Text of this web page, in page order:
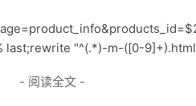
last;rewrite "^(.*)-m-([0-
- 阅读全文 -